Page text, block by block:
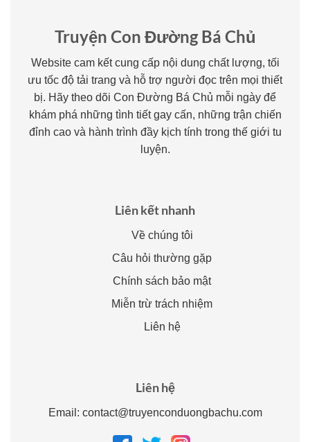
Truyện Con Đường Bá Chủ
Website cam kết cung cấp nội dung chất lượng, tối
ưu tốc độ tải trang và hỗ trợ người đọc trên mọi thiết
bị. Hãy theo dõi Con Đường Bá Chủ mỗi ngày để
khám phá những tình tiết gay cấn, những trận chiến
đỉnh cao và hành trình đầy kịch tính trong thế giới tu
luyện.
Liên kết nhanh
Về chúng tôi
Câu hỏi thường gặp
Chính sách bảo mật
Miễn trừ trách nhiệm
Liên hệ
Liên hệ
Email: contact@truyenconduongbachu.com